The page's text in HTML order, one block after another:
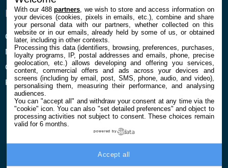
ENTREPRISE
Qui sommes nous
Mentions légales et CGU
Confidentialité et Cookies
Préférences cookies
À PROPOS
La rédaction
Contact
With our 488partners , we wish to store and access information on
your devices (cookies, pixels in emails, etc.), combine and share
your personal data with our partners, whether collected on this
website or in our emails, already held by some of us, or obtained
later, including in other contexts.
Processing this data (identifiers, browsing, preferences, purchases,
loyalty programs, IP, postal addresses and emails, phone, precise
geolocation, etc.) allows developing and offering you services,
content, commercial offers and ads across your devices and
screens (including by email, post, SMS, phone, audio, and video),
personalising them, measuring their performance, and analysing
audiences.
You can "accept all" and withdraw your consent at any time via the
"cookie" icon. You can also "set detailed preferences" and object to
processing activities not subject to consent. These choices remain
valid for 6 months.
powered by
Accept all